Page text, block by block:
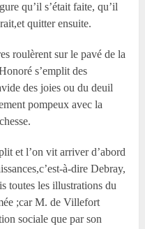
qu’il s’était faite, qu’il
quitter ensuite.
roulèrent sur le pavé de la
s’emplit des
des joies ou du deuil
pompeux avec la
et l’on vit arriver d’abord
à-dire Debray,
toutes les illustrations du
;car M. de Villefort
sociale que par son